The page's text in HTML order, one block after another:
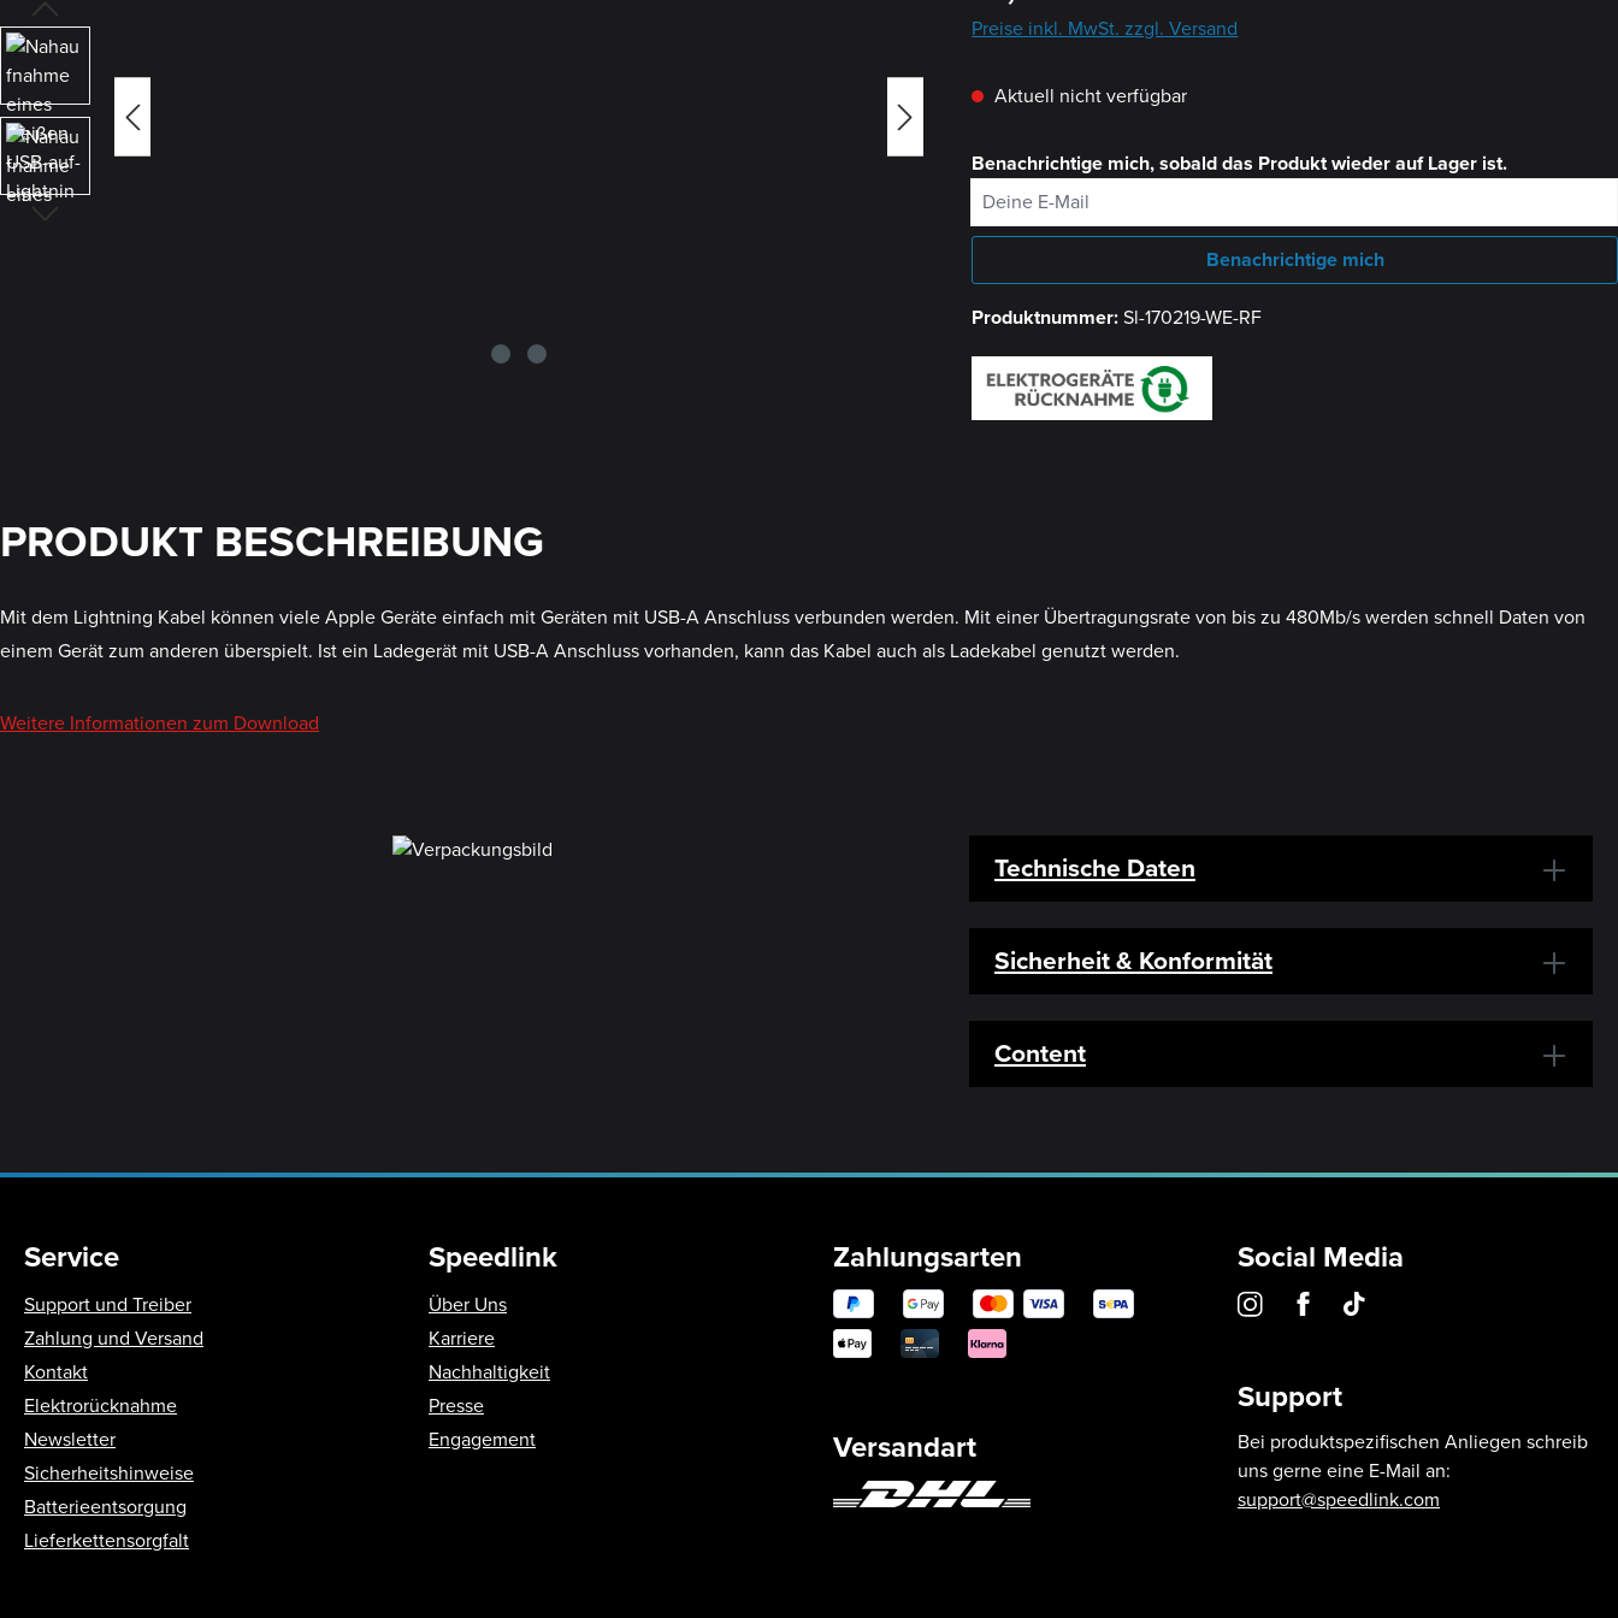
Preise inkl. MwSt. zzgl. Versand
Aktuell nicht verfügbar
Benachrichtige mich, sobald das Produkt wieder auf Lager ist.
Deine E-Mail
Benachrichtige mich
Produktnummer:Sl-170219-WE-RF
PRODUKT BESCHREIBUNG
Mit dem Lightning Kabel können viele Apple Geräte einfach mit Geräten mit USB-A Anschluss verbunden werden. Mit einer Übertragungsrate von bis zu 480Mb/s werden schnell Daten von
einem Gerät zum anderen überspielt. Ist ein Ladegerät mit USB-A Anschluss vorhanden, kann das Kabel auch als Ladekabel genutzt werden.
Weitere Informationen zum Download
Technische Daten
Sicherheit & Konformität
Content
Service
Support und Treiber
Zahlung und Versand
Kontakt
Elektrorücknahme
Newsletter
Sicherheitshinweise
Batterieentsorgung
Lieferkettensorgfalt
Speedlink
Über Uns
Karriere
Nachhaltigkeit
Presse
Engagement
Zahlungsarten
Versandart
Social Media
Support
Bei produktspezifischen Anliegen schreib
uns gerne eine E-Mail an:
support@speedlink.com